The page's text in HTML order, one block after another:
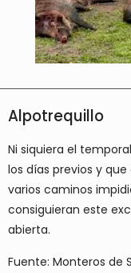
Alpotrequillo
Ni siquiera el
los días previos y
varios caminos
consiguieran este
abierta.
Fuente: Monteros de